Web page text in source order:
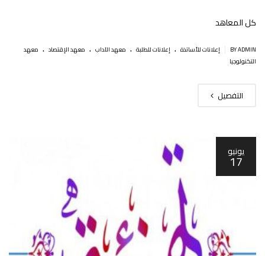
كل المعاهد
BY ADMIN إعلانات للأساتذة . إعلانات للطلبة . معهد الآداب . معهد الإقتصاد . معهد
التكنولوجيا
التفصيل
يونيو
17